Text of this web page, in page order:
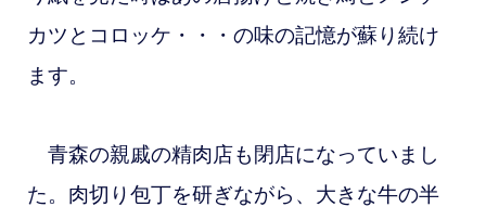
カツとコロッケ・・・の味の記憶が蘇り続け
ます。
青森の親戚の精肉店も閉店になっていまし
た。肉切り包丁を研ぎながら、大きな牛の半